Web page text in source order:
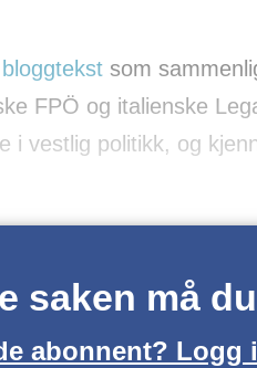
bloggtekst som
FPÖ og italienske
i vestlig politikk, og
saken må
abonnent? Logg